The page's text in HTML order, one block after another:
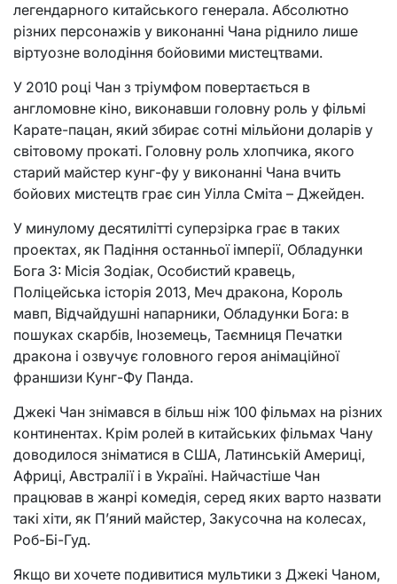
легендарного китайського генерала. Абсолютно
різних персонажів у виконанні Чана ріднило лише
віртуозне володіння бойовими мистецтвами.
У 2010 році Чан з тріумфом повертається в
англомовне кіно, виконавши головну роль у фільмі
Карате-пацан, який збирає сотні мільйони доларів у
світовому прокаті. Головну роль хлопчика, якого
старий майстер кунг-фу у виконанні Чана вчить
бойових мистецтв грає син Уілла Сміта – Джейден.
У минулому десятилітті суперзірка грає в таких
проектах, як Падіння останньої імперії, Обладунки
Бога 3: Місія Зодіак, Особистий кравець,
Поліцейська історія 2013, Меч дракона, Король
мавп, Відчайдушні напарники, Обладунки Бога: в
пошуках скарбів, Іноземець, Таємниця Печатки
дракона і озвучує головного героя анімаційної
франшизи Кунг-Фу Панда.
Джекі Чан знімався в більш ніж 100 фільмах на різних
континентах. Крім ролей в китайських фільмах Чану
доводилося зніматися в США, Латинській Америці,
Африці, Австралії і в Україні. Найчастіше Чан
працював в жанрі комедія, серед яких варто назвати
такі хіти, як П’яний майстер, Закусочна на колесах,
Роб-Бі-Гуд.
Якщо ви хочете подивитися мультики з Джекі Чаном,